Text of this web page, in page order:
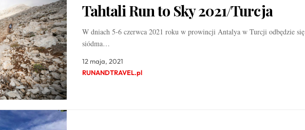
Tahtali Run to Sky 2021/Turcja
W dniach 5-6 czerwca 2021 roku w prowincji Antalya w Turcji odbędzie się
siódma…
12 maja, 2021
RUNANDTRAVEL.pl